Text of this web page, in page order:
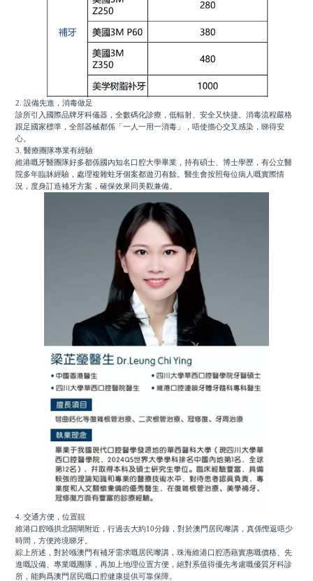
2. 設備先進，消毒做足
診所引入國際品牌牙科儀器，全數碼化診療，低輻射、安全又快捷。消毒流程嚴格
跟足國家標準，全部器械都係「一人一用一消毒」，唔使擔心交叉感染，睇得安
心。
3. 醫療團隊專業有經驗
維港嘅牙醫團隊好多都係國內知名口腔大學畢業，持有碩士、博士學歷，有公立醫
院多年臨牀經驗，處理複雜蛀牙個案都遊刃有餘。醫生會按照每位病人嘅實際情
況，度身訂造補牙方案，確保效果同美觀兼備。
4. 交通方便，位置靚
維港口腔喺拱北關閘附近，行過去大約10分鐘，對於澳門居民嚟講，真係慳返唔少
時間，方便跨境睇牙。
綜上所述，對於喺澳門有補牙需求嘅居民嚟講，珠海維港口腔憑藉實惠嘅價格、先
進嘅設備、專業嘅團隊，再加上地理位置方便，絕對系值得優先考慮嘅優質牙科診
所，能夠爲澳門居民嘅口腔健康提供可靠保障。